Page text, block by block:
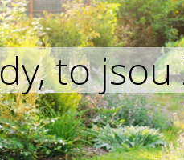
to jsou